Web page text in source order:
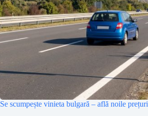
Se scumpește vinieta bulgară – află noile prețuri